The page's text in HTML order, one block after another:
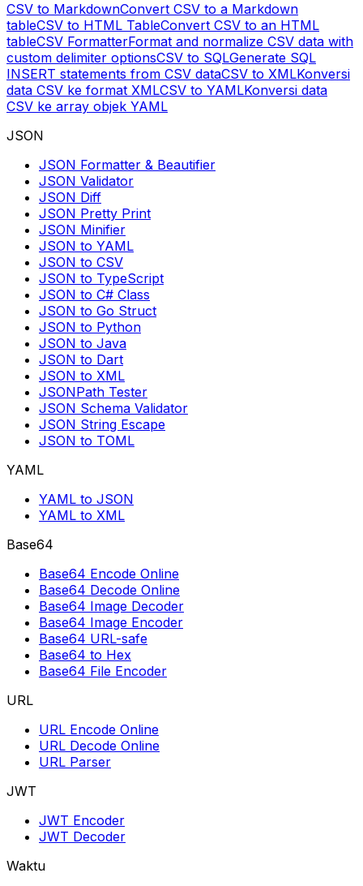
CSV to MarkdownConvert CSV to a Markdown
tableCSV to HTML TableConvert CSV to an HTML
tableCSV FormatterFormat and normalize CSV data with
custom delimiter optionsCSV to SQLGenerate SQL
INSERT statements from CSV dataCSV to XMLKonversi
data CSV ke format XMLCSV to YAMLKonversi data
CSV ke array objek YAML
JSON
JSON Formatter & Beautifier
JSON Validator
JSON Diff
JSON Pretty Print
JSON Minifier
JSON to YAML
JSON to CSV
JSON to TypeScript
JSON to C# Class
JSON to Go Struct
JSON to Python
JSON to Java
JSON to Dart
JSON to XML
JSONPath Tester
JSON Schema Validator
JSON String Escape
JSON to TOML
YAML
YAML to JSON
YAML to XML
Base64
Base64 Encode Online
Base64 Decode Online
Base64 Image Decoder
Base64 Image Encoder
Base64 URL-safe
Base64 to Hex
Base64 File Encoder
URL
URL Encode Online
URL Decode Online
URL Parser
JWT
JWT Encoder
JWT Decoder
Waktu